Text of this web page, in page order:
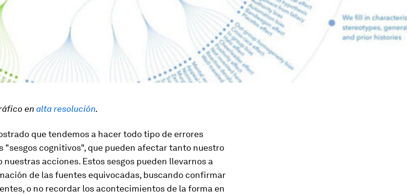
enalta resolución.
que tendemos a hacer todo tipo de errores
"sesgos cognitivos", que pueden afectar tanto nuestro
acciones. Estos sesgos pueden llevarnos a
de las fuentes equivocadas, buscando confirmar
o no recordar los acontecimientos de la forma en